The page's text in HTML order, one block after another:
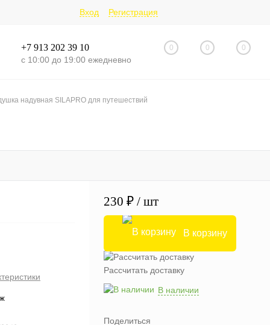
Вход Регистрация
+7 913 202 39 10
с 10:00 до 19:00 ежедневно
0 0 0
надувная SILAPRO для путешествий
230 ₽ / шт
В корзину
Рассчитать доставку
В наличии
Поделиться